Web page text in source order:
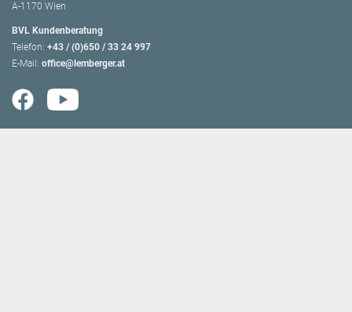
A-1170 Wien
BVL Kundenberatung
Telefon: +43 / (0)650 / 33 24 997
E-Mail: office@lemberger.at